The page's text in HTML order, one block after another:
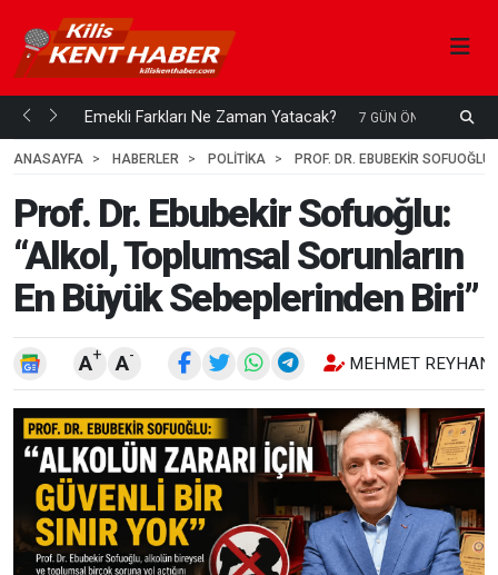
mi... Emekli Farkları Ne Zaman Yatacak? 7 GÜN ÖNCE
ANASAYFA
HABERLER POLİTİKA PROF. DR. EBUBEKIR
Prof. Dr. Ebubekir Sofuoğlu:
“Alkol, Toplumsal Sorunların
En Büyük Sebeplerinden Biri”
A+ A- MEHMET